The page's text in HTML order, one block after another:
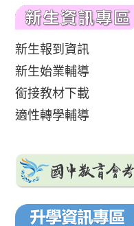
新生報到資訊
新生始業輔導
銜接教材下載
適性轉學輔導